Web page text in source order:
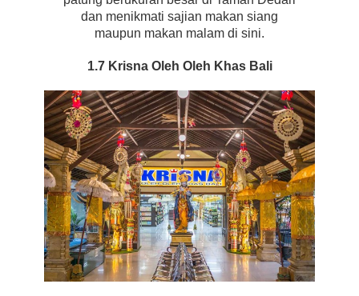
dan menikmati sajian makan siang
maupun makan malam di sini.
1.7 Krisna Oleh Oleh Khas Bali